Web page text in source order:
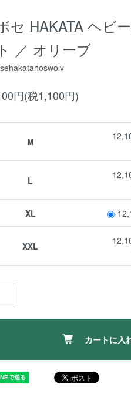
セ HAKATA ヘビ
／ オリーブ
円(税1,100円)
M
L
XL
XXL
カートに入